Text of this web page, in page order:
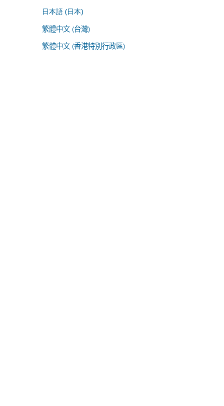
日本語 (日本)
繁體中文 (台灣)
繁體中文 (香港特別行政區)